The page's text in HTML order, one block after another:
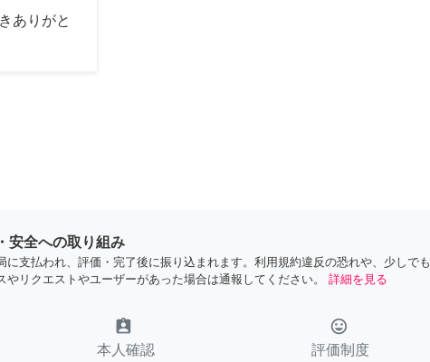
ありがと
安全への取り組み
に支払われ、評価・完了後に振り込まれます。利用規約違反の恐れや、少しでも
やリクエストやユーザーがあった場合は通報してください。
詳細を見る
assignment_ind
本人確認
tag_faces
評価制度